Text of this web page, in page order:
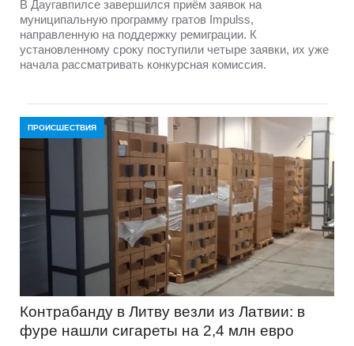
В Даугавпилсе завершился приём заявок на
муниципальную программу гратов Impulss,
направленную на поддержку ремиграции. К
установленному сроку поступили четыре заявки, их уже
начала рассматривать конкурсная комиссия.
ПРОИСШЕСТВИЯ
Контрабанду в Литву везли из Латвии: в
фуре нашли сигареты на 2,4 млн евро